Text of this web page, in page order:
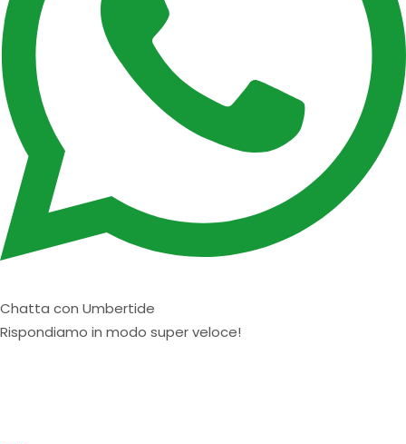
Chatta con Umbertide
Rispondiamo in modo super veloce!